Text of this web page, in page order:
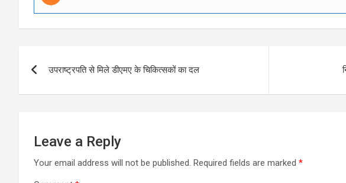
navigation
उपराष्ट्रपति से मिले डीएमए के चिकित्सकों का दल
Leave a Reply
Your email address will not be published. Required fields are marked *